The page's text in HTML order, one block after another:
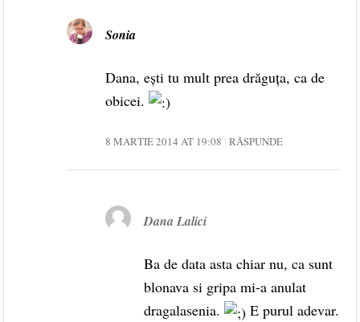
Sonia
Dana, ești tu mult prea drăguța, ca de
obicei.
8 MARTIE 2014 AT 19:08 RĂSPUNDE
Dana Lalici
Ba de data asta chiar nu, ca sunt
blonava si gripa mi-a anulat
dragalasenia.
E purul adevar.